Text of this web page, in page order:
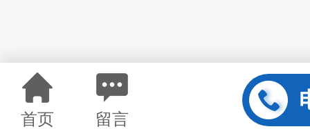
首页 留言